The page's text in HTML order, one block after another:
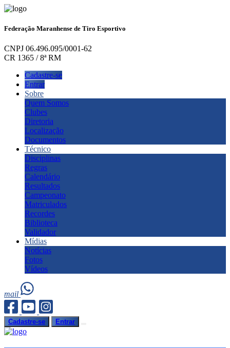
Federação Maranhense de Tiro Esportivo
CNPJ 06.496.095/0001-62
CR 1365 / 8ª RM
Cadastre-se
Entrar
Sobre
Quem Somos
Clubes
Diretoria
Localização
Documentos
Técnico
Disciplinas
Regras
Calendário
Resultados
Campeonato
Matriculados
Recordes
Biblioteca
Validador
Mídias
Notícias
Fotos
Vídeos
mail
Cadastre-se Entrar